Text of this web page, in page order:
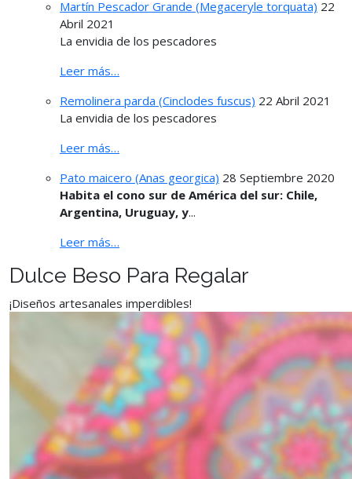
Martín Pescador Grande (Megaceryle torquata) 22
Abril 2021
La envidia de los pescadores
Leer más…
Remolinera parda (Cinclodes fuscus) 22 Abril 2021
La envidia de los pescadores
Leer más…
Pato maicero (Anas georgica) 28 Septiembre 2020
Habita el cono sur de América del sur: Chile,
Argentina, Uruguay, y...
Leer más…
Dulce Beso Para Regalar
¡Diseños artesanales imperdibles!